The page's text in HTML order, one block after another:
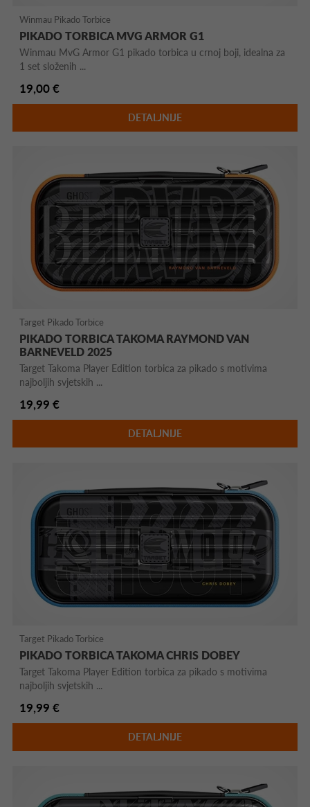
Winmau Pikado Torbice
PIKADO TORBICA MVG ARMOR G1
Winmau MvG Armor G1 pikado torbica u crnoj boji, idealna za
1 set složenih ...
19,00 €
DETALJNIJE
Target Pikado Torbice
PIKADO TORBICA TAKOMA RAYMOND VAN
BARNEVELD 2025
Target Takoma Player Edition torbica za pikado s motivima
najboljih svjetskih ...
19,99 €
DETALJNIJE
Target Pikado Torbice
PIKADO TORBICA TAKOMA CHRIS DOBEY
Target Takoma Player Edition torbica za pikado s motivima
najboljih svjetskih ...
19,99 €
DETALJNIJE